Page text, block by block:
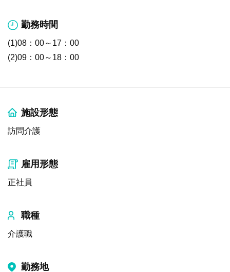
勤務時間
(1)08：00～17：00
(2)09：00～18：00
施設形態
訪問介護
雇用形態
正社員
職種
介護職
勤務地